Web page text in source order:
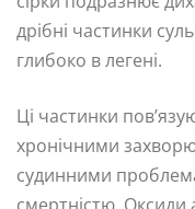
дрібні частинки
глибоко в легені.
Ці частинки
хронічними
судинними
смертністю. Оксиди